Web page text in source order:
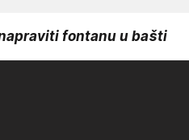
fontanu u bašti